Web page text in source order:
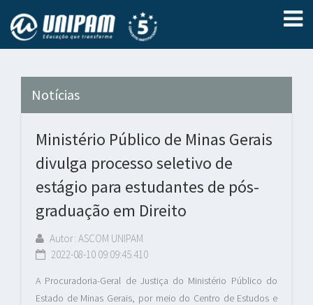
Notícias
Ministério Público de Minas Gerais
divulga processo seletivo de
estágio para estudantes de pós-
graduação em Direito
Autor: ASCOM UNIPAM
2022-08-10 09:09:45.410
A Procuradoria-Geral de Justiça do Ministério Público do
Estado de Minas Gerais, por meio do Centro de Estudos e